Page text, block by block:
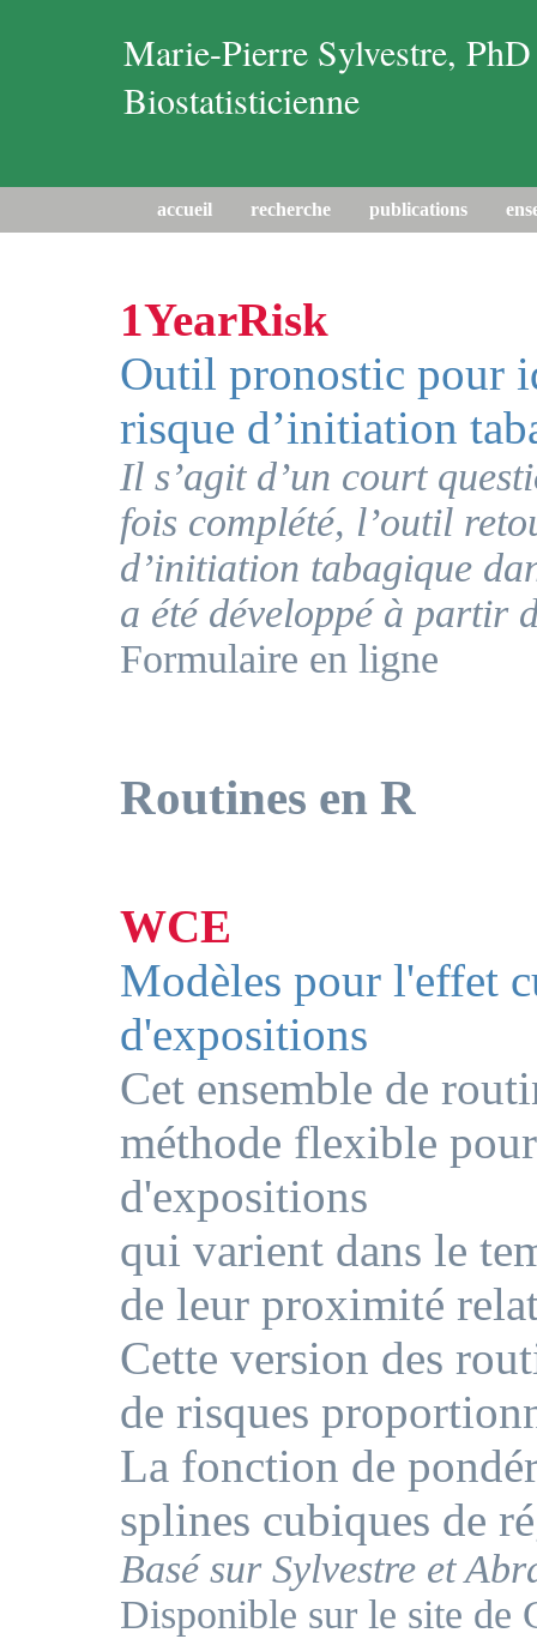
Marie-Pierre Sylvestre, PhD
Biostatisticienne
accueil recherche publications
1YearRisk
Outil pronostic pour
risque d’initiation
Il s’agit d’un court
fois complété, l’outil
d’initiation tabagique
a été développé à partir
Formulaire en ligne
Routines en R
WCE
Modèles pour l'effet
d'expositions
Cet ensemble de
méthode flexible
d'expositions
qui varient dans le
de leur proximité
Cette version des
de risques
La fonction de
splines cubiques de
Basé sur Sylvestre et
Disponible sur le site de